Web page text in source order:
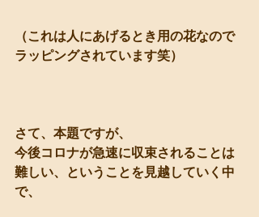
（これは人にあげるとき用の花なので
ラッピングされています笑）
さて、本題ですが、
今後コロナが急速に収束されることは
難しい、ということを見越していく中
で、